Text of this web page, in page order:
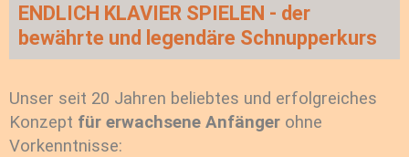
ENDLICH KLAVIER SPIELEN - der
bewährte und legendäre Schnupperkurs
Unser seit 20 Jahren beliebtes und erfolgreiches
Konzept für erwachsene Anfänger ohne
Vorkenntnisse: